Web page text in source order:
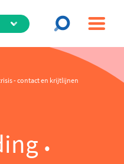
- contact en krijtlijnen